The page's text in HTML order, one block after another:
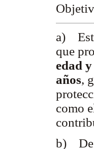
a)
que
edad
años,
como
b)